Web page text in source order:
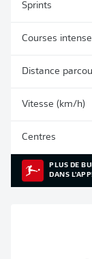
Sprints
Courses
Distance
Vitesse (km/h)
Centres
PLUS DE
DANS